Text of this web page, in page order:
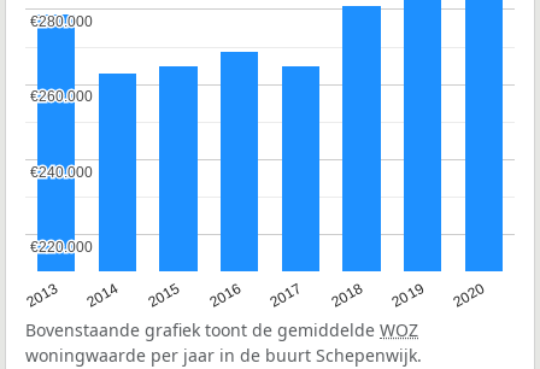
2013 2014 2015 2016 2017 2018 2019 2020
€220.000
€220.000
€240.000
€240.000
€260.000
€260.000
€280.000
€280.000
Bovenstaande grafiek toont de gemiddelde WOZ
woningwaarde per jaar in de buurt Schepenwijk.